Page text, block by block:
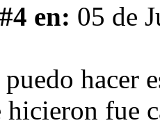
en: 05 de
hacer
hicieron fue